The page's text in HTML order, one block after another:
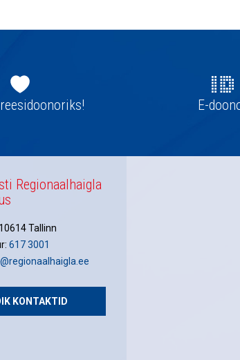
E-
Regionaalhaigla
Tallinn
617 3001
KONTAKTID